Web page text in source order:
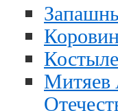
Митяев